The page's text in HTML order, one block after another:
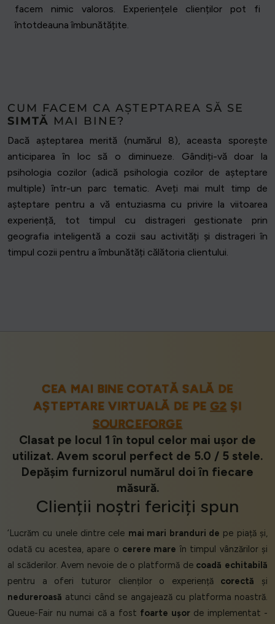
facem nimic valoros. Experiențele clienților pot fi
întotdeauna îmbunătățite.
CUM FACEM CA AȘTEPTAREA SĂ SE
SIMTĂ MAI BINE?
Dacă așteptarea merită (numărul 8), aceasta sporește
anticiparea în loc să o diminueze. Gândiți-vă doar la
psihologia cozilor (adică psihologia cozilor de așteptare
multiple) într-un parc tematic. Aveți mai mult timp de
așteptare pentru a vă entuziasma cu privire la viitoarea
experiență, tot timpul cu distrageri gestionate prin
geografia inteligentă a cozii sau activități și distrageri în
timpul cozii pentru a îmbunătăți călătoria clientului.
CEA MAI BINE COTATĂ SALĂ DE
AȘTEPTARE VIRTUALĂ DE PE G2ȘI
SOURCEFORGE
Clasat pe locul 1 în topul celor mai ușor de
utilizat. Avem scorul perfect de 5.0 / 5 stele.
Depășim furnizorul numărul doi în fiecare
măsură.
Clienții noștri fericiți spun
‘Lucrăm cu unele dintre cele mai mari branduri de pe piață și,
odată cu acestea, apare o cerere mare în timpul vânzărilor și
al scăderilor. Avem nevoie de o platformă de coadă echitabilă
pentru a oferi tuturor clienților o experiență corectă și
nedureroasă atunci când se angajează cu platforma noastră.
Queue-Fair nu numai că a fost foarte ușorde implementat -